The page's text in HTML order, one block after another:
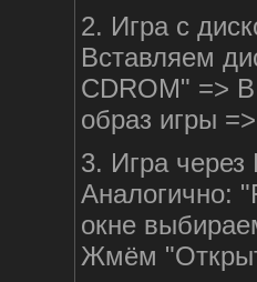
2. Игра с
Вставляем
CDROM" =>
образ игры
3. Игра через
Аналогично:
окне
Жмём